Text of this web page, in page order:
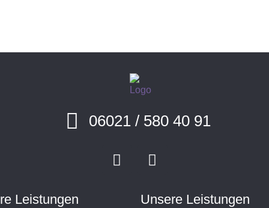
06021 / 580 40 91
Leistungen Unsere Leistungen